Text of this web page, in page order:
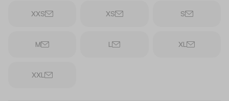
XXS XS S
M L XL
XXL